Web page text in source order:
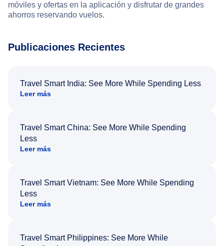
móviles y ofertas en la aplicación y disfrutar de grandes
ahorros reservando vuelos.
Publicaciones Recientes
Travel Smart India: See More While Spending Less
Leer más
Travel Smart China: See More While Spending
Less
Leer más
Travel Smart Vietnam: See More While Spending
Less
Leer más
Travel Smart Philippines: See More While